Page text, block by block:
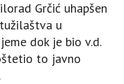
Grčić uhapšen
u
dok je bio v.d.
to javno